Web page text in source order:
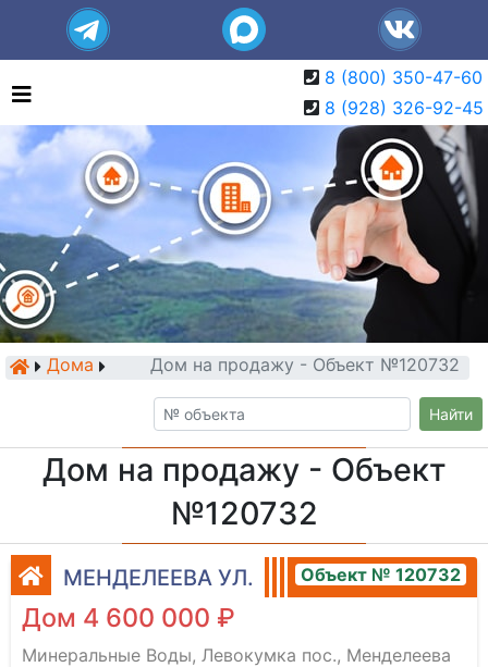
8 (800) 350-47-60
8 (928) 326-92-45
Дома Дом на продажу - Объект №120732
Найти
Дом на продажу - Объект
№120732
МЕНДЕЛЕЕВА УЛ. Объект № 120732
Дом 4 600 000 ₽
Минеральные Воды, Левокумка пос., Менделеева